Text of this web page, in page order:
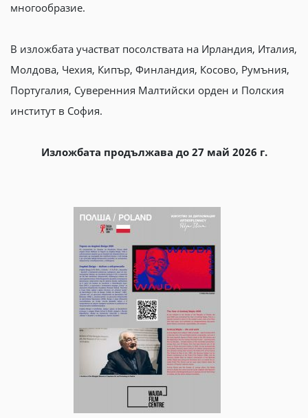
многообразие.
В изложбата участват посолствата на Ирландия, Италия,
Молдова, Чехия, Кипър, Финландия, Косово, Румъния,
Португалия, Суверенния Малтийски орден и Полския
институт в София.
Изложбата продължава до 27 май 2026 г.